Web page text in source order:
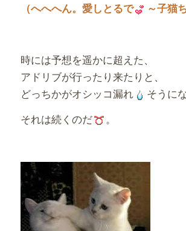
（へへへん。愛しとるで ～子猫
時には予想を遥かに超えた、
アドリブが行ったり来たりと、
どっちかがオシッコ漏れ
そうに
それは続くのだ
。